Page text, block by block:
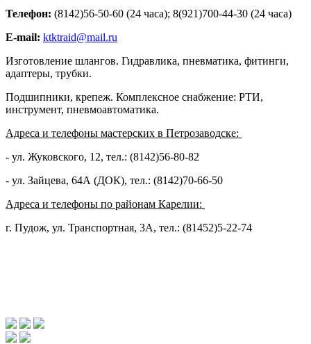
Телефон: (8142)56-50-60 (24 часа); 8(921)700-44-30 (24 часа)
E-mail: ktktraid@mail.ru
Изготовление шлангов. Гидравлика, пневматика, фитинги,
адаптеры, трубки.
Подшипники, крепеж. Комплексное снабжение: РТИ,
инструмент, пневмоавтоматика.
Адреса и телефоны мастерских в Петрозаводске:
- ул. Жуковского, 12, тел.: (8142)56-80-82
- ул. Зайцева, 64А (ДОК), тел.: (8142)70-66-50
Адреса и телефоны по районам Карелии:
г. Пудож, ул. Транспортная, 3А, тел.: (81452)5-22-74